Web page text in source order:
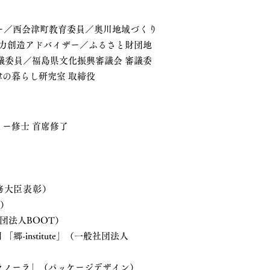
西会津町教育委員／奥川地域づくり
創造アドバイザー／ふるさと財団地
員／福島県文化振興審議会 審議委
暮らし研究室 取締役
修士 首席修了
臣表彰）
法人BOOT）
郷-institute」（一般社団法人
ーラ」（パッケージデザイン）